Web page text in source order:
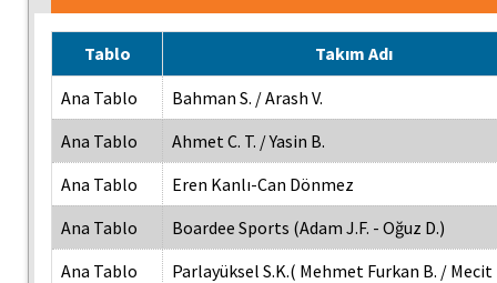
Tablo
Takım Adı
Ana Tablo
Bahman S. / Arash V.
Ana Tablo
Ahmet C. T. / Yasin B.
Ana Tablo
Eren Kanlı-Can Dönmez
Ana Tablo
Boardee Sports (Adam J.F. - Oğuz D.)
Ana Tablo
Parlayüksel S.K.( Mehmet Furkan B. / Mecit